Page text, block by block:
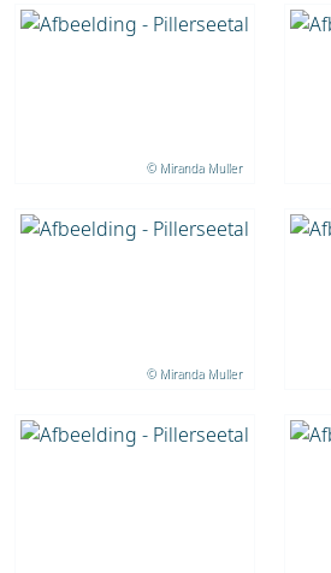
© Miranda Muller
© Miranda Muller